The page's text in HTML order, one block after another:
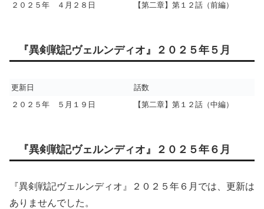
２０２５年 ４月２８日
【第二章】第１２話（前編）
『異剣戦記ヴェルンディオ』２０２５年５月
更新日
話数
２０２５年 ５月１９日
【第二章】第１２話（中編）
『異剣戦記ヴェルンディオ』２０２５年６月
『異剣戦記ヴェルンディオ』２０２５年６月では、更新は
ありませんでした。